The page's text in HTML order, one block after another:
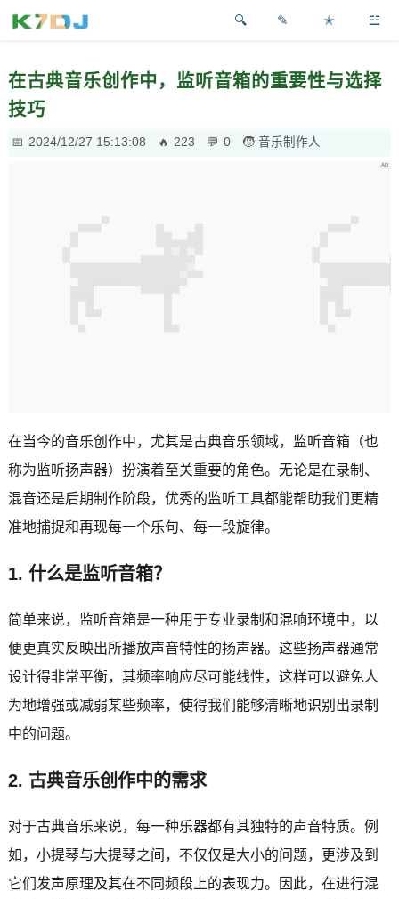
✎ ✭ ☳
在古典音乐创作中，监听音箱的重要性与选择
技巧
2024/12/27 15:13:08 223 0 音乐制作人
在当今的音乐创作中，尤其是古典音乐领域，监听音箱（也
称为监听扬声器）扮演着至关重要的角色。无论是在录制、
混音还是后期制作阶段，优秀的监听工具都能帮助我们更精
准地捕捉和再现每一个乐句、每一段旋律。
1. 什么是监听音箱？
简单来说，监听音箱是一种用于专业录制和混响环境中，以
便更真实反映出所播放声音特性的扬声器。这些扬声器通常
设计得非常平衡，其频率响应尽可能线性，这样可以避免人
为地增强或减弱某些频率，使得我们能够清晰地识别出录制
中的问题。
2. 古典音乐创作中的需求
对于古典音乐来说，每一种乐器都有其独特的声音特质。例
如，小提琴与大提琴之间，不仅仅是大小的问题，更涉及到
它们发声原理及其在不同频段上的表现力。因此，在进行混